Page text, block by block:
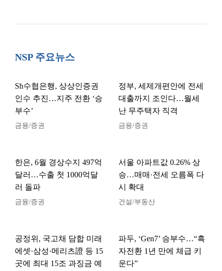
NSP 주요뉴스
Sh수협은행, 상상인증권
인수 추진…지주 전환 ‘승
부수’
금융/증권
정부, 세제개편안에 전세
대출까지 조인다…월세
난 무주택자 직격
금융/증권
한은, 6월 경상수지 497억
달러…수출 첫 1000억달
러 돌파
금융/증권
서울 아파트값 0.26% 상
승…매매·전세 오름폭 다
시 확대
건설/부동산
공정위, 국고채 담합 미래
에셋·삼성·메리츠證 등 15
곳에 최대 15조 과징금 예
파두, ‘Gen7’ 승부수…“흑
자전환 1년 만에 체급 키
운다”